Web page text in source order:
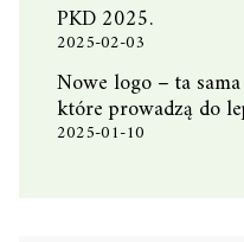
PKD 2025.
2025-02-03
Nowe logo – ta
które prowadzą do
2025-01-10